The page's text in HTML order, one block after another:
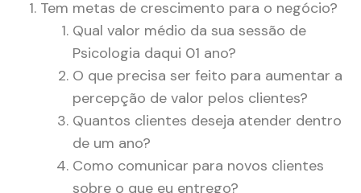
Tem metas de crescimento para o negócio?
Qual valor médio da sua sessão de
Psicologia daqui 01 ano?
O que precisa ser feito para aumentar a
percepção de valor pelos clientes?
Quantos clientes deseja atender dentro
de um ano?
Como comunicar para novos clientes
sobre o que eu entrego?